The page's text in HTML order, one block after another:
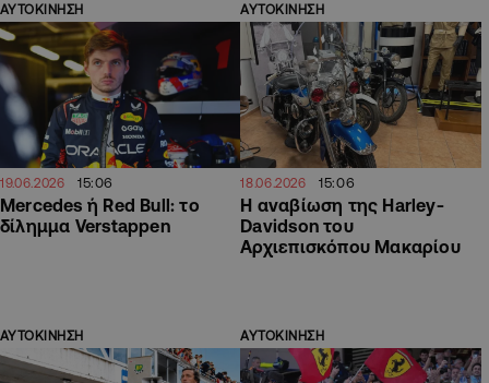
ΑΥΤΟΚΙΝΗΣΗ
19.06.2026 15:06
Mercedes ή Red Bull: το
δίλημμα Verstappen
ΑΥΤΟΚΙΝΗΣΗ
18.06.2026 15:06
Η αναβίωση της Harley-
Davidson του
Αρχιεπισκόπου Μακαρίου
ΑΥΤΟΚΙΝΗΣΗ ΑΥΤΟΚΙΝΗΣΗ